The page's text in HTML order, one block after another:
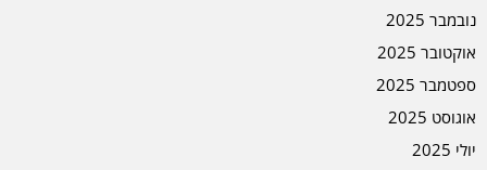
נובמבר 2025
אוקטובר 2025
ספטמבר 2025
אוגוסט 2025
יולי 2025